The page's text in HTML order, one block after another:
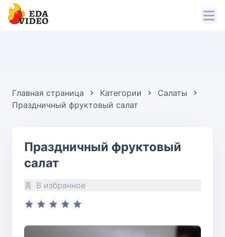
Главная страница Категории
Салаты
Праздничный фруктовый салат
Праздничный фруктовый
салат
В избранное